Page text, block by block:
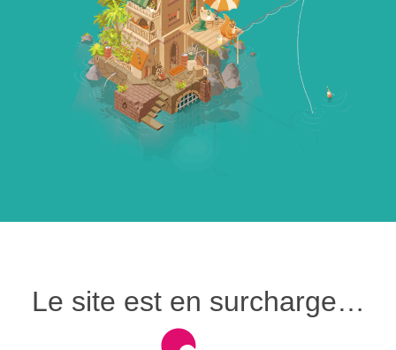
Le site est en surcharge…